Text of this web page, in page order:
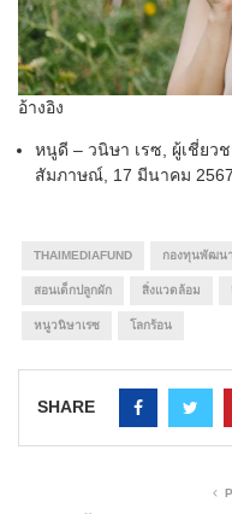
อ้างอิง
หนูดี – วนิษา เรซ, ผู้เชี่ยว
สัมภาษณ์, 17 มีนาคม 2567
THAIMEDIAFUND กองทุนพัฒนา
สอนเด็กปลูกผัก สิ่งแวดล้อม
หนูวนิษาเรซ โลกร้อน
SHARE